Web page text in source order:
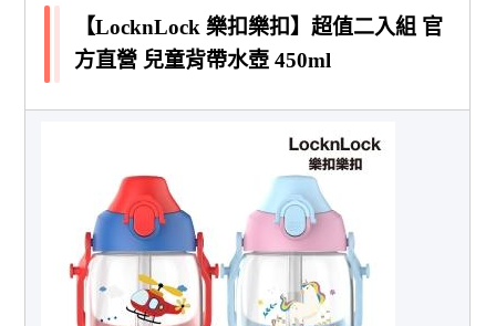
【LocknLock 樂扣樂扣】超值二入組 官
方直營 兒童背帶水壺 450ml